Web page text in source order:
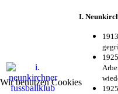
Wir benutzen Cookies
I.